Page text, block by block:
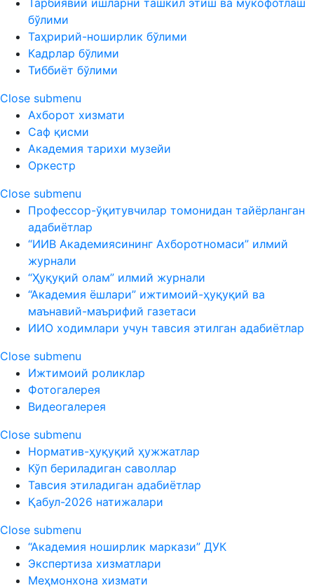
Тарбиявий ишларни ташкил этиш ва мукофотлаш
бўлими
Таҳририй-ноширлик бўлими
Кадрлар бўлими
Тиббиёт бўлими
Close submenu
Ахборот хизмати
Саф қисми
Академия тарихи музейи
Оркестр
Close submenu
Профессор-ўқитувчилар томонидан тайёрланган
адабиётлар
“ИИВ Академиясининг Ахборотномаси” илмий
журнали
“Ҳуқуқий олам” илмий журнали
“Академия ёшлари” ижтимоий-ҳуқуқий ва
маънавий-маърифий газетаси
ИИО ходимлари учун тавсия этилган адабиётлар
Close submenu
Ижтимоий роликлар
Фотогалерея
Видеогалерея
Close submenu
Норматив-ҳуқуқий ҳужжатлар
Кўп бериладиган саволлар
Тавсия этиладиган адабиётлар
Қабул-2026 натижалари
Close submenu
“Академия ноширлик маркази” ДУК
Экспертиза хизматлари
Меҳмонхона хизмати